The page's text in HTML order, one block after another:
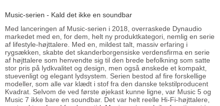
Music-serien - Kald det ikke en soundbar
Med lanceringen af Music-serien i 2018, overraskede Dynaudio
markedet med en, for dem, helt ny produktkategori, nemlig en serie
af lifestyle-højttalere. Med en, mildest talt, massiv erfaring i
rygsækken, skabte det skanderborgensiske verdensfirma en serie
af højttalere som henvendte sig til den brede befolkning som satte
stor pris på lydkvalitet og design, men også ønskede et kompakt,
stuevenligt og elegant lydsystem. Serien bestod af fire forskellige
modeller, som alle var klædt i stof fra den danske tekstilproducent
Kvadrat. Selvom de ved første øjekast kunne ligne, var Music 5 og
Music 7 ikke bare en soundbar. Det var helt reelle Hi-Fi-højttalere,